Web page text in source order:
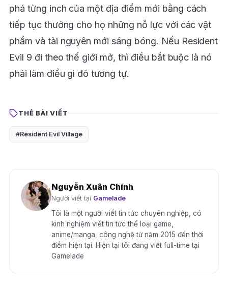
phá từng inch của một địa điểm mới bằng cách
tiếp tục thưởng cho họ những nỗ lực với các vật
phẩm và tài nguyên mới sáng bóng. Nếu Resident
Evil 9 đi theo thế giới mở, thì điều bắt buộc là nó
phải làm điều gì đó tương tự.
THẺ BÀI VIẾT
#Resident Evil Village
Nguyễn Xuân Chính
Người viết tại Gamelade
Tôi là một người viết tin tức chuyên nghiệp, có
kinh nghiệm viết tin tức thể loại game,
anime/manga, công nghệ từ năm 2015 đến thời
điểm hiện tại. Hiện tại tôi đang viết full-time tại
Gamelade